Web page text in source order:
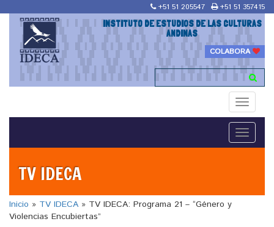
+51 51 205547 +51 51 357415
INSTITUTO DE ESTUDIOS DE LAS CULTURAS
ANDINAS
COLABORA
Toggle
Toggle
TV IDECA
Inicio » TV IDECA » TV IDECA: Programa 21 – “Género y
Violencias Encubiertas”